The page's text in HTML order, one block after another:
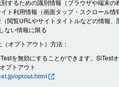
別するための識別情報（ブラウザや端末の
イト利用情報（画面タップ・スクロール情
（閲覧URLやサイトタイトルなどの情報、
ない情報に限る
オプトアウト）方法：
を無効にすることができます。SiTest
プトアウト
optout.html